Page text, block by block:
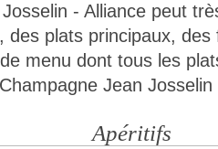
- Alliance peut
des plats principaux,
menu dont tous les
Jean Josselin
Apéritifs